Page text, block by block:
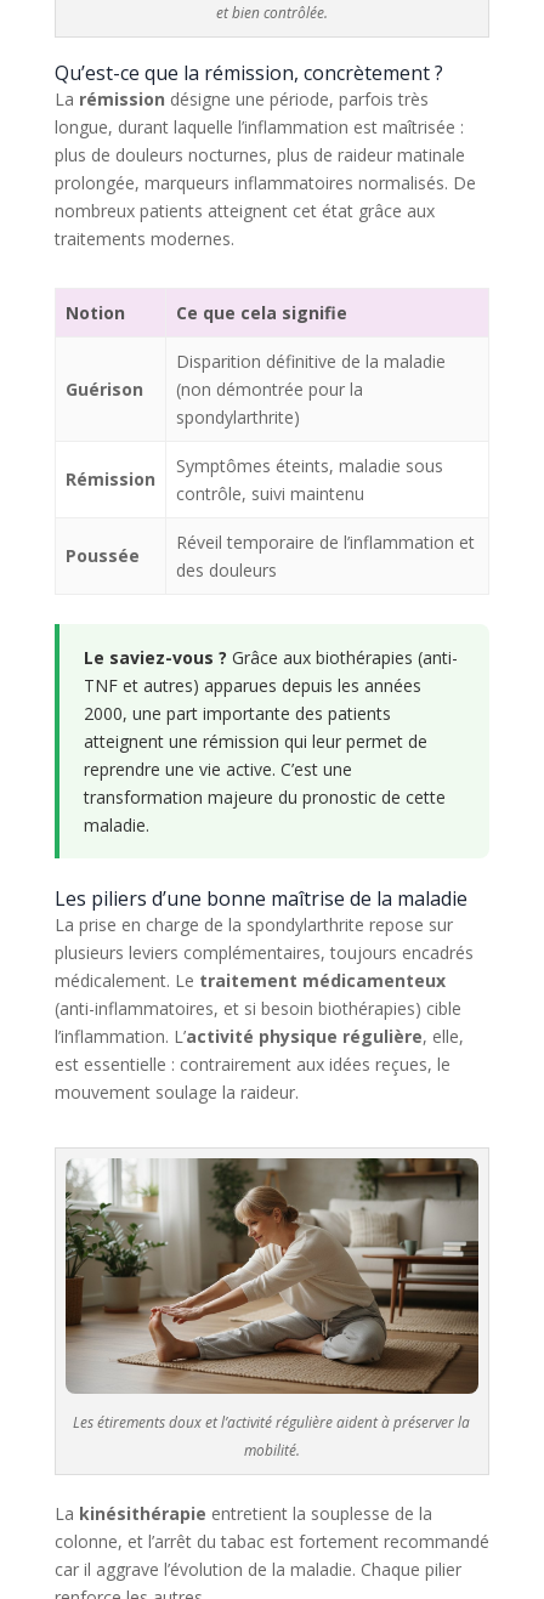
et bien contrôlée.
Qu’est-ce que la rémission, concrètement ?
La rémission désigne une période, parfois très
longue, durant laquelle l’inflammation est maîtrisée :
plus de douleurs nocturnes, plus de raideur matinale
prolongée, marqueurs inflammatoires normalisés. De
nombreux patients atteignent cet état grâce aux
traitements modernes.
Notion Ce que cela signifie
Guérison
Disparition définitive de la maladie
(non démontrée pour la
spondylarthrite)
Rémission
Symptômes éteints, maladie sous
contrôle, suivi maintenu
Poussée
Réveil temporaire de l’inflammation et
des douleurs
Le saviez-vous ? Grâce aux biothérapies (anti-
TNF et autres) apparues depuis les années
2000, une part importante des patients
atteignent une rémission qui leur permet de
reprendre une vie active. C’est une
transformation majeure du pronostic de cette
maladie.
Les piliers d’une bonne maîtrise de la maladie
La prise en charge de la spondylarthrite repose sur
plusieurs leviers complémentaires, toujours encadrés
médicalement. Le traitement médicamenteux
(anti-inflammatoires, et si besoin biothérapies) cible
l’inflammation. L’activité physique régulière, elle,
est essentielle : contrairement aux idées reçues, le
mouvement soulage la raideur.
Les étirements doux et l’activité régulière aident à préserver la
mobilité.
La kinésithérapie entretient la souplesse de la
colonne, et l’arrêt du tabac est fortement recommandé
car il aggrave l’évolution de la maladie. Chaque pilier